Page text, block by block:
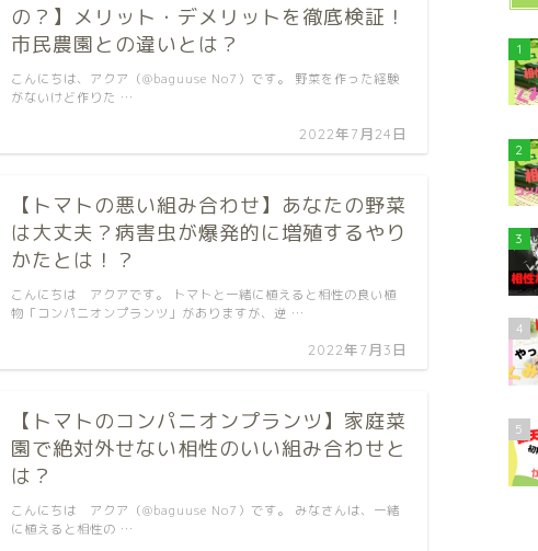
の？】メリット・デメリットを徹底検証！
市民農園との違いとは？
2022年7月24日
こんにちは、アクア（@baguuse No7）です。 野菜を作った経験
がないけど作りた …
【トマトの悪い組み合わせ】あなたの野菜
は大丈夫？病害虫が爆発的に増殖するやり
かたとは！？
2022年7月3日
こんにちは アクアです。 トマトと一緒に植えると相性の良い植
物「コンパニオンプランツ」がありますが、逆 …
【トマトのコンパニオンプランツ】家庭菜
園で絶対外せない相性のいい組み合わせと
は？
こんにちは アクア（@baguuse No7）です。 みなさんは、一緒
に植えると相性の …
1
2
3
4
5